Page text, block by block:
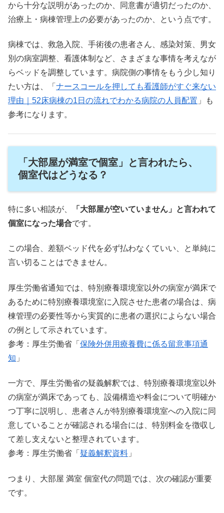
から十分な説明があったのか、同意書が適切だったのか、
治療上・病棟管理上の必要があったのか、という点です。
病棟では、救急入院、手術後の患者さん、感染対策、男女
別の病室調整、看護体制など、さまざまな事情を考えなが
らベッドを調整しています。病院側の事情をもう少し知り
たい方は、「 ナースコールを押しても看護師がすぐ来ない
理由｜52床病棟の1日の流れでわかる病院の人員配置 」も
参考になります。
「大部屋が満室で個室」と言われたら、
個室代はどうなる？
特に多い相談が、
「大部屋が空いていません」と言われて
個室になった場合です。
この場合、差額ベッド代を必ず払わなくていい、と単純に
言い切ることはできません。
厚生労働省通知では、特別療養環境室以外の病室が満床で
あるために特別療養環境室に入院させた患者の場合は、病
棟管理の必要性等から実質的に患者の選択によらない場合
の例として示されています。
参考：厚生労働省「 保険外併用療養費に係る留意事項通
知 」
一方で、厚生労働省の疑義解釈では、特別療養環境室以外
の病室が満床であっても、設備構造や料金について明確か
つ丁寧に説明し、患者さんが特別療養環境室への入院に同
意していることが確認される場合には、特別料金を徴収し
て差し支えないと整理されています。
参考：厚生労働省「 疑義解釈資料 」
つまり、大部屋 満室 個室代の問題では、次の確認が重要
です。